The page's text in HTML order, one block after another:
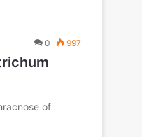
0 997
of